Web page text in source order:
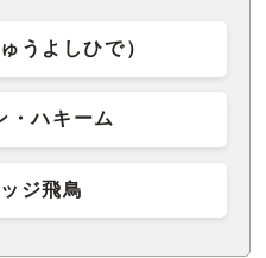
うよしひで）
・ハキーム
ジ飛鳥